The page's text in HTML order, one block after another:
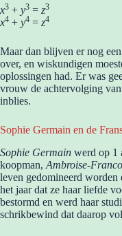
x3 + y3 = z3
x4 + y4 = z4
Maar dan blijven er nog
over, en wiskundigen
oplossingen had. Er was
vrouw de achtervolging
inblies.
Sophie Germain en de
Sophie Germain werd op 1
koopman, Ambroise-
leven gedomineerd worden
het jaar dat ze haar liefde
bestormd en werd haar
schrikbewind dat daarop